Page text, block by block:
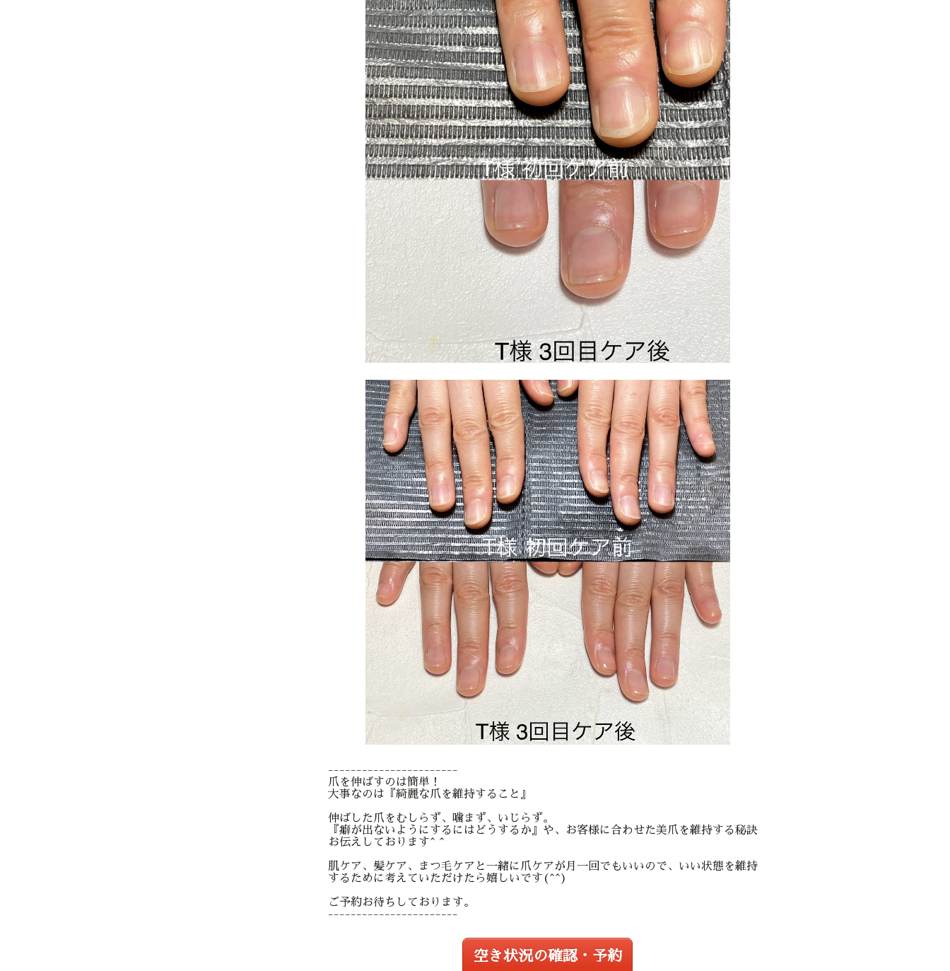
-----------------------
爪を伸ばすのは簡単！
大事なのは『綺麗な爪を維持すること』
伸ばした爪をむしらず、噛まず、いじらず。
『癖が出ないようにするにはどうするか』や、お客様に合わせた美爪を維持する秘訣
お伝えしております^ ^
肌ケア、髪ケア、まつ毛ケアと一緒に爪ケアが月一回でもいいので、いい状態を維持
するために考えていただけたら嬉しいです(^^)
ご予約お待ちしております。
-----------------------
空き状況の確認・予約